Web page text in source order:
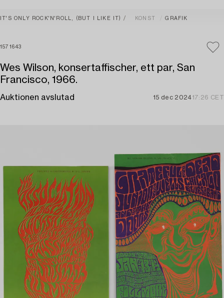
IT'S ONLY ROCK'N'ROLL, (BUT I LIKE IT) KONST GRAFIK
1571643
Wes Wilson, konsertaffischer, ett par, San
Francisco, 1966.
Auktionen avslutad 15 dec 202417:26 CET